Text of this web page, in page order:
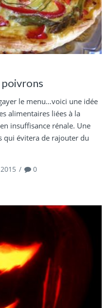
poivrons
le menu…voici une idée
alimentaires liées à la
insuffisance rénale. Une
qui évitera de rajouter du
/ 0